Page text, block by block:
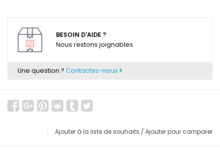
BESOIN D'AIDE ?
Nous restons joignables
Une question ? Contactez-nous
Ajouter à la liste de souhaits / Ajouter pour comparer